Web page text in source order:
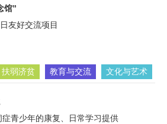
馆”
友好交流项目
扶弱济贫 教育与交流 文化与艺术
青少年的康复、日常学习提供